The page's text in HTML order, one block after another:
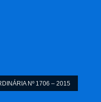
Nº 1706 – 2015